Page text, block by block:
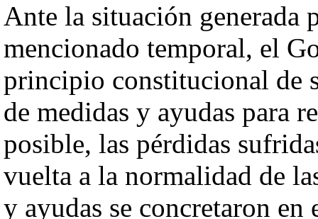
Ante la situación generada
mencionado temporal, el
principio constitucional de
de medidas y ayudas para
posible, las pérdidas
vuelta a la normalidad de
y ayudas se concretaron